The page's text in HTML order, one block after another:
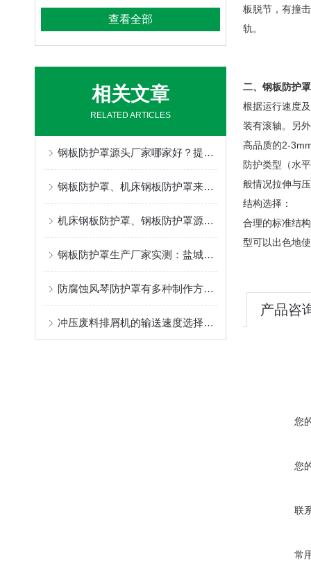
查看全部
相关文章
RELATED ARTICLES
钢板防护罩源头厂家哪家好？提供定制维修服务。
钢板防护罩、机床钢板防护罩来图定制，盐山县奔兴免费安装指导全国发货
机床钢板防护罩、钢板防护罩源头工厂，全套售后保障降低设备运维成本
钢板防护罩生产厂家实测：盐城奔兴的钢板防护罩参数对比让你一眼看懂
防腐蚀风琴防护罩有多种制作方式，具体情况要具体分析
冲压废料排屑机的输送速度选择范围是很大的
板脱节，有撞
轨。
二、 钢板防护
根据运行速度
装有滚轴。另
高品质的2-
防护类型（水
般情况拉伸与
结构选择：
合理的标准结
型可以出色地
产品咨
您
您
联
常